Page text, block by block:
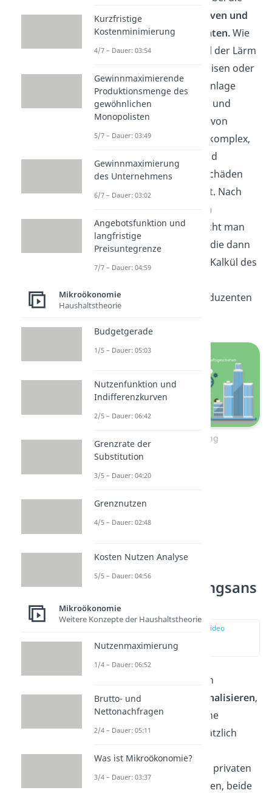
Bewertung von
positiven und
negativen Externalitäten.Wie
lässt sich zum Beispiel der Lärm
einer Autobahn bepreisen oder
wie viel ist eine Grünanlage
wert? Die Beurteilung und
damit die Bepreisung von
externen Effekten ist komplex,
da die Zurechnung und
Quantifizierung der Schäden
oder Nutzen unklar ist. Nach
einer entsprechenden
Internalisierung
spricht man
von externen Kosten, die dann
in das wirtschaftliche Kalkül des
beziehungsweise Produzenten
Internalisierung
Internalisierungsans
ätze
zur Stelle im Video
(01:05)
Um die ökonomischen
Ineffizienzen zu
internalisieren,
existieren verschiedene
Instrumente. Grundsätzlich
marktkonformen und privaten
Ansätzen unterschieden, beide
Kurzfristige
Kostenminimierung
4/7 – Dauer: 03:54
Gewinnmaximierende
Produktionsmenge des
gewöhnlichen
Monopolisten
5/7 – Dauer: 03:49
Gewinnmaximierung
des Unternehmens
6/7 – Dauer: 03:02
Angebotsfunktion und
langfristige
Preisuntegrenze
7/7 – Dauer: 04:59
Mikroökonomie
Haushaltstheorie
Budgetgerade
1/5 – Dauer: 05:03
Nutzenfunktion und
Indifferenzkurven
2/5 – Dauer: 06:42
Grenzrate der
Substitution
3/5 – Dauer: 04:20
Grenznutzen
4/5 – Dauer: 02:48
Kosten Nutzen Analyse
5/5 – Dauer: 04:56
Mikroökonomie
Weitere Konzepte der Haushaltstheorie
Nutzenmaximierung
1/4 – Dauer: 06:52
Brutto- und
Nettonachfragen
2/4 – Dauer: 05:11
Was ist Mikroökonomie?
3/4 – Dauer: 03:37